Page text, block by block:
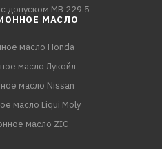
допуском MB 229.5
МАСЛО
масло Honda
масло Лукойл
масло Nissan
масло Liqui Moly
масло ZIC